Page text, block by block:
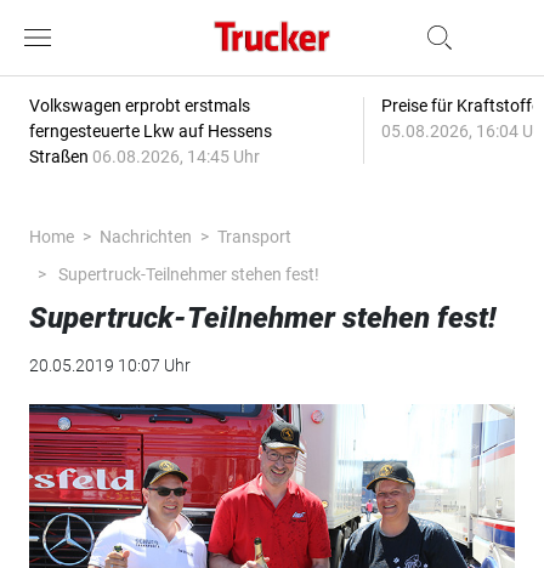
Volkswagen erprobt erstmals
ferngesteuerte Lkw auf Hessens
Straßen 06.08.2026, 14:45 Uhr
Preise für
05.08.2026, 16:04
Home Nachrichten
Transport
Supertruck-Teilnehmer stehen fest!
Supertruck-Teilnehmer stehen fest!
20.05.2019 10:07 Uhr